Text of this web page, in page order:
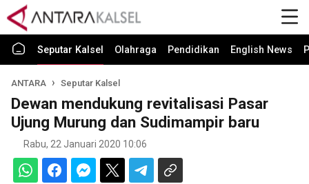
Seputar Kalsel Olahraga Pendidikan English News
ANTARA Seputar Kalsel
Dewan mendukung revitalisasi Pasar
Ujung Murung dan Sudimampir baru
Rabu, 22 Januari 2020 10:06